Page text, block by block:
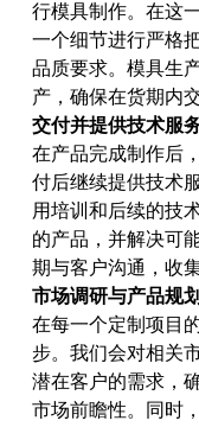
行模具制作。在这
一个细节进行严格
品质要求。模具生
产，确保在货期内
交付并提供技术服
在产品完成制作后
付后继续提供技术
用培训和后续的技
的产品，并解决可
期与客户沟通，收
市场调研与产品规划
在每一个定制项目
步。我们会对相关
潜在客户的需求，
市场前瞻性。同时